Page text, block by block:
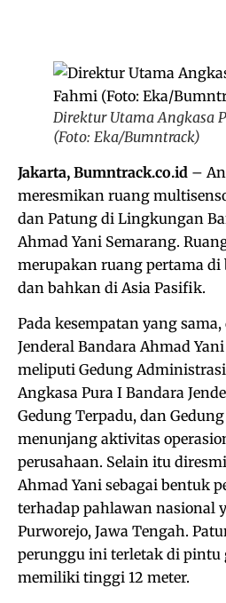
Direktur Utama Angkasa
(Foto: Eka/Bumntrack)
Jakarta, Bumntrack.co.id –
meresmikan ruang
dan Patung di Lingkungan
Ahmad Yani Semarang.
merupakan ruang pertama di
dan bahkan di Asia Pasifik.
Pada kesempatan yang
Jenderal Bandara Ahmad
meliputi Gedung
Angkasa Pura I Bandara
Gedung Terpadu, dan
menunjang aktivitas
perusahaan. Selain itu
Ahmad Yani sebagai bentuk
terhadap pahlawan nasional
Purworejo, Jawa Tengah.
perunggu ini terletak di pintu
memiliki tinggi 12 meter.